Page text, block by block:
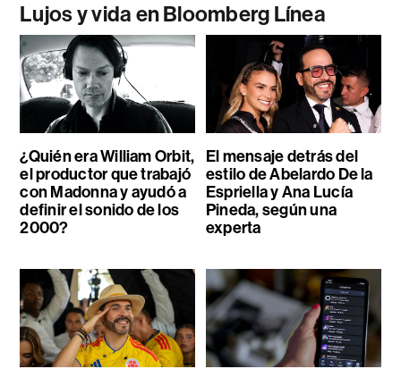
Lujos y vida en Bloomberg Línea
¿Quién era William Orbit,
el productor que trabajó
con Madonna y ayudó a
definir el sonido de los
2000?
El mensaje detrás del
estilo de Abelardo De la
Espriella y Ana Lucía
Pineda, según una
experta